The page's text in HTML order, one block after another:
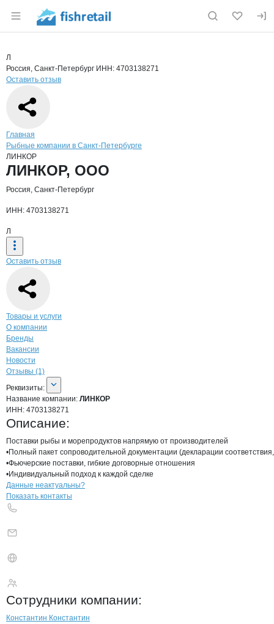
Раздел навигации по сайту fishretail.ru
Страница компании
Страница компании
Краткая информация о компании
Л
Россия, Санкт-Петербург ИНН: 4703138271
Оставить отзыв
Навигация по сайту
Главная
Рыбные компании в Санкт-Петербурге
ЛИНКОР
Основная информация о компании
ЛИНКОР, ООО
Россия, Санкт-Петербург
ИНН: 4703138271
Л
Оставить отзыв
Навигация по странице
Товары и услуги
О компании
Бренды
Вакансии
Новости
Отзывы (1)
О компании
Реквизиты
Реквизиты:
Название компании: ЛИНКОР
ИНН: 4703138271
Описание:
Поставки рыбы и морепродуктов напрямую от производителей
•Полный пакет сопроводительной документации (декларации
•Фьючерские поставки, гибкие договорные отношения
•Индивидуальный подход к каждой сделке
Контактыкомпании
+7(800)000-00-..
Данные неактуальны?
Показать контакты
Сотрудники компании:
Константин Константин